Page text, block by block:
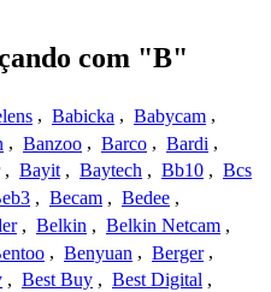
com "B"
, Babicka , Babycam ,
, Banzoo , Barco , Bardi ,
, Bayit , Baytech , Bb10 , Bcs
, Becam , Bedee ,
, Belkin , Belkin Netcam ,
, Benyuan , Berger ,
, Best Buy , Best Digital ,